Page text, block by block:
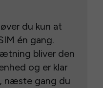
du kun at
én gang.
bliver den
og er klar
næste gang du